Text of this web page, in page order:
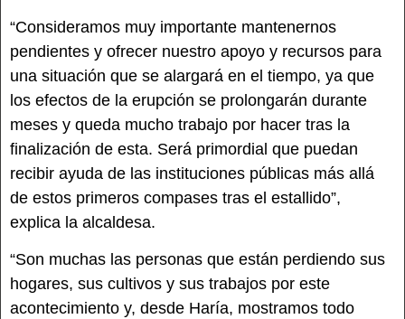
“Consideramos muy importante mantenernos
pendientes y ofrecer nuestro apoyo y recursos para
una situación que se alargará en el tiempo, ya que
los efectos de la erupción se prolongarán durante
meses y queda mucho trabajo por hacer tras la
finalización de esta. Será primordial que puedan
recibir ayuda de las instituciones públicas más allá
de estos primeros compases tras el estallido”,
explica la alcaldesa.
“Son muchas las personas que están perdiendo sus
hogares, sus cultivos y sus trabajos por este
acontecimiento y, desde Haría, mostramos todo